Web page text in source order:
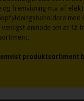
og fremvisning m.v. af
med
venligst anmode om at få
produktsortiment